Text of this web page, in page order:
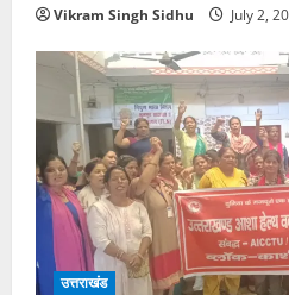
Vikram Singh Sidhu July 2,
उत्तराखंड